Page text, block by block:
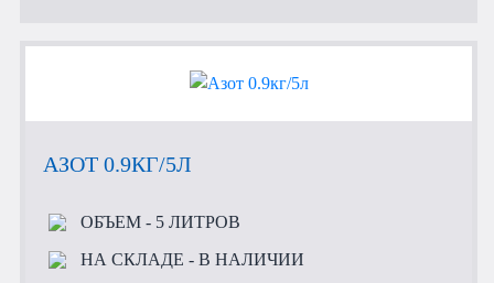
АЗОТ 0.9КГ/5Л
ОБЪЕМ- 5 ЛИТРОВ
НА СКЛАДЕ - В НАЛИЧИИ